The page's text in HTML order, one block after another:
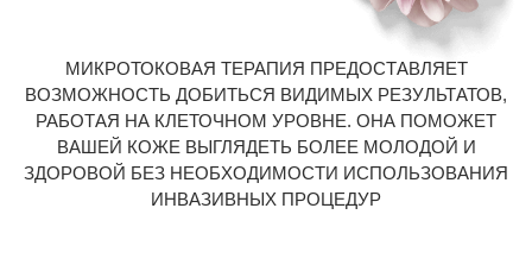
МИКРОТОКОВАЯ ТЕРАПИЯ ПРЕДОСТАВЛЯЕТ
ВОЗМОЖНОСТЬ ДОБИТЬСЯ ВИДИМЫХ РЕЗУЛЬТАТОВ,
РАБОТАЯ НА КЛЕТОЧНОМ УРОВНЕ. ОНА ПОМОЖЕТ
ВАШЕЙ КОЖЕ ВЫГЛЯДЕТЬ БОЛЕЕ МОЛОДОЙ И
ЗДОРОВОЙ БЕЗ НЕОБХОДИМОСТИ ИСПОЛЬЗОВАНИЯ
ИНВАЗИВНЫХ ПРОЦЕДУР